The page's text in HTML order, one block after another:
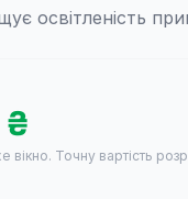
освітленість
₴
вікно. Точну вартість